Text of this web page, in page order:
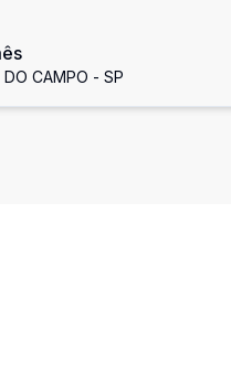
DO CAMPO - SP